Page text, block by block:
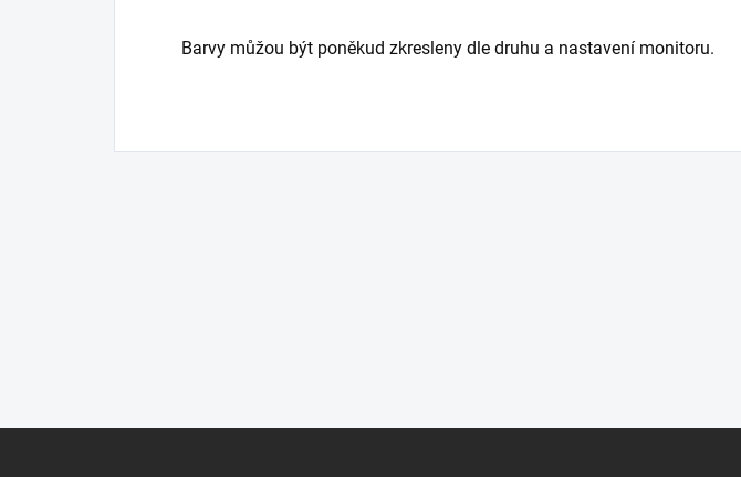
Barvy můžou být poněkud zkresleny dle druhu a nastavení monitoru.